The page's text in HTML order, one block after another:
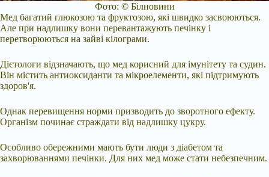
Фото: © Білновини
Мед багатий глюкозою та фруктозою, які швидко засвоюються.
Але при надлишку вони перевантажують печінку і
перетворюються на зайві кілограми.
Дієтологи відзначають, що мед корисний для імунітету та судин.
Він містить антиоксиданти та мікроелементи, які підтримують
здоров'я.
Однак перевищення норми призводить до зворотного ефекту.
Організм починає страждати від надлишку цукру.
Особливо обережними мають бути люди з діабетом та
захворюваннями печінки. Для них мед може стати небезпечним.